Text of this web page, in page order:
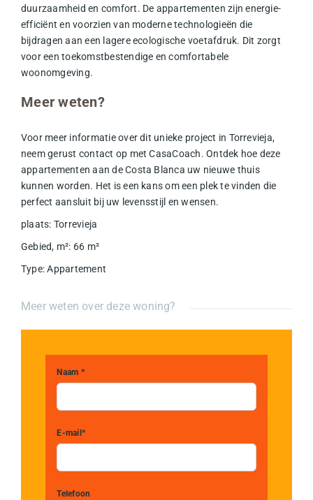
duurzaamheid en comfort. De appartementen zijn energie-
efficiënt en voorzien van moderne technologieën die
bijdragen aan een lagere ecologische voetafdruk. Dit zorgt
voor een toekomstbestendige en comfortabele
woonomgeving.
Meer weten?
Voor meer informatie over dit unieke project in Torrevieja,
neem gerust contact op met CasaCoach. Ontdek hoe deze
appartementen aan de Costa Blanca uw nieuwe thuis
kunnen worden. Het is een kans om een plek te vinden die
perfect aansluit bij uw levensstijl en wensen.
plaats: Torrevieja
Gebied, m²: 66 m²
Type: Appartement
Meer weten over deze woning?
Naam *
E-mail*
Telefoon